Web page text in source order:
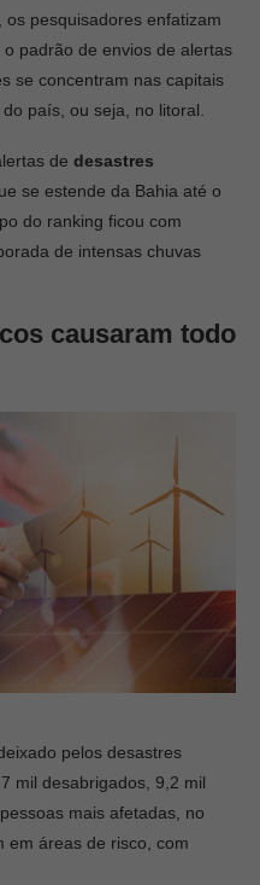
pesquisadores enfatizam
padrão de envios de alertas
se concentram nas capitais
país, ou seja, no litoral.
de desastres
se estende da Bahia até o
do ranking ficou com
de intensas chuvas
causaram todo
pelos desastres
mil desabrigados, 9,2 mil
mais afetadas, no
em áreas de risco, com